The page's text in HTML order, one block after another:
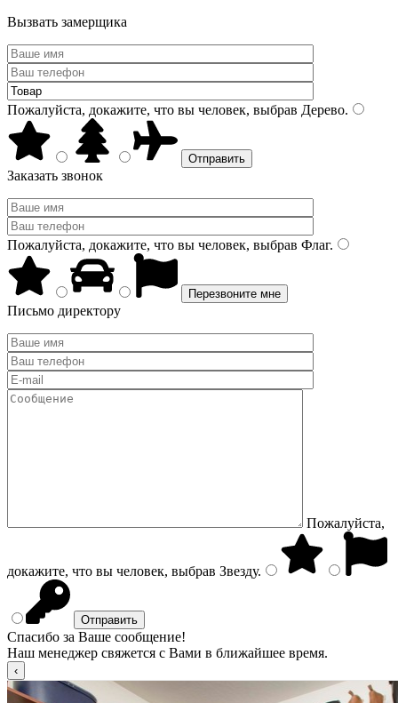
Вызвать замерщика
Пожалуйста, докажите, что вы человек, выбрав Дерево.
Заказать звонок
Пожалуйста, докажите, что вы человек, выбрав Флаг.
Письмо директору
Пожалуйста,
докажите, что вы человек, выбрав Звезду.
Спасибо за Ваше сообщение!
Наш менеджер свяжется с Вами в ближайшее время.